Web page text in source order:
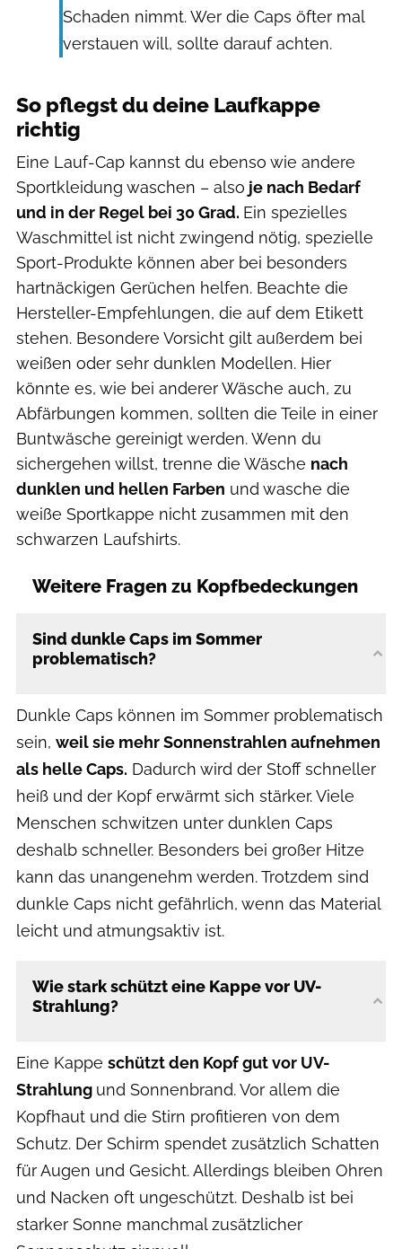
Schaden nimmt. Wer die Caps öfter mal
verstauen will, sollte darauf achten.
So pflegst du deine Laufkappe
richtig
Eine Lauf-Cap kannst du ebenso wie andere
Sportkleidung waschen – also je nach Bedarf
und in der Regel bei 30 Grad. Ein spezielles
Waschmittel ist nicht zwingend nötig, spezielle
Sport-Produkte können aber bei besonders
hartnäckigen Gerüchen helfen. Beachte die
Hersteller-Empfehlungen, die auf dem Etikett
stehen. Besondere Vorsicht gilt außerdem bei
weißen oder sehr dunklen Modellen. Hier
könnte es, wie bei anderer Wäsche auch, zu
Abfärbungen kommen, sollten die Teile in einer
Buntwäsche gereinigt werden. Wenn du
sichergehen willst, trenne die Wäsche nach
dunklen und hellen Farben und wasche die
weiße Sportkappe nicht zusammen mit den
schwarzen Laufshirts.
Weitere Fragen zu Kopfbedeckungen
Sind dunkle Caps im Sommer
problematisch?
Dunkle Caps können im Sommer problematisch
sein, weil sie mehr Sonnenstrahlen aufnehmen
als helle Caps. Dadurch wird der Stoff schneller
heiß und der Kopf erwärmt sich stärker. Viele
Menschen schwitzen unter dunklen Caps
deshalb schneller. Besonders bei großer Hitze
kann das unangenehm werden. Trotzdem sind
dunkle Caps nicht gefährlich, wenn das Material
leicht und atmungsaktiv ist.
Wie stark schützt eine Kappe vor UV-
Strahlung?
Eine Kappe schützt den Kopf gut vor UV-
Strahlung und Sonnenbrand. Vor allem die
Kopfhaut und die Stirn profitieren von dem
Schutz. Der Schirm spendet zusätzlich Schatten
für Augen und Gesicht. Allerdings bleiben Ohren
und Nacken oft ungeschützt. Deshalb ist bei
starker Sonne manchmal zusätzlicher